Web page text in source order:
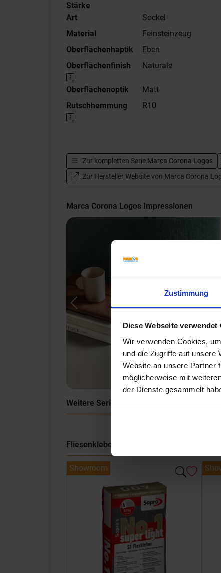
Zustimmung
Diese Webseite verwendet
Wir verwenden Cookies,
und die Zugriffe auf unsere
Website an unsere Partner
möglicherweise mit
der Dienste gesammelt
Stärke
Art
Sockel
Material
Feinsteinzeug
Oberflächenhaptik
Eben
Oberflächenfinish
Naturale
Oberflächenoptik
Matt
Rutschhemmung
R10
Zur kompletten Serie Marca Corona Logos
Zur Hersteller Website von Marca Corona
Marca Corona Logos Impressionen
Previous
Weitere Serien von Marca Corona
Fliesenkleber
Showroom